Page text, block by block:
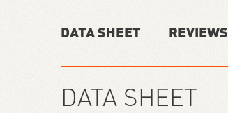
DATA SHEET REVIEWS
DATA SHEET